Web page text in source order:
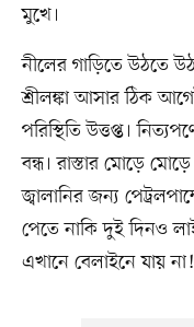
মুখে।
নীলের গাড়িতে উঠতে
শ্রীলঙ্কা আসার ঠিক
পরিস্থিতি উত্তপ্ত।
বন্ধ। রাস্তার মোড়ে
জ্বালানির জন্য
পেতে নাকি দুই দিনও
এখানে বেলাইনে যায় না!